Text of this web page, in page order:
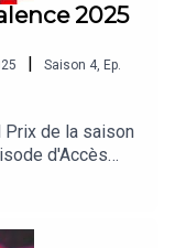
2025
Saison 4, Ep.
Prix de la saison
d'Accès
les Grands Prix
une large
Bezzecchi